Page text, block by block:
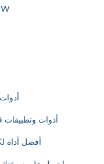
أدوات وتطبيقات
أفضل أداة